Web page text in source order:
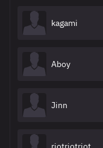
kagami
Aboy
Jinn